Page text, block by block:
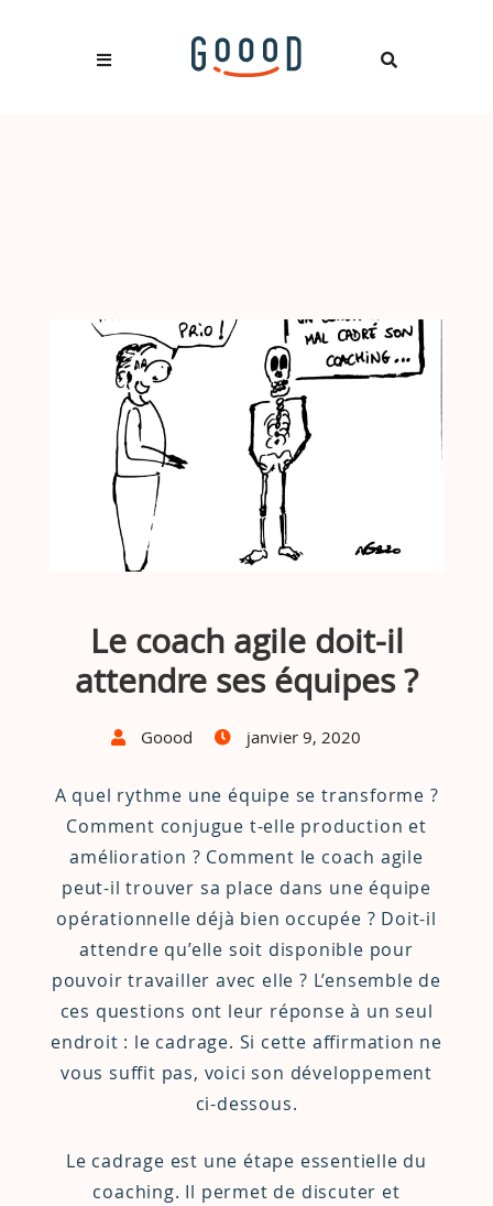
Le coach agile doit-il
attendre ses équipes ?
Goood janvier 9, 2020
A quel rythme une équipe se transforme ?
Comment conjugue t-elle production et
amélioration ? Comment le coach agile
peut-il trouver sa place dans une équipe
opérationnelle déjà bien occupée ? Doit-il
attendre qu’elle soit disponible pour
pouvoir travailler avec elle ? L’ensemble de
ces questions ont leur réponse à un seul
endroit : le cadrage. Si cette affirmation ne
vous suffit pas, voici son développement
ci-dessous.
Le cadrage est une étape essentielle du
coaching. Il permet de discuter et